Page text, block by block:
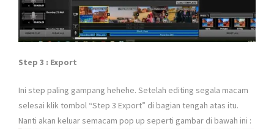
Step 3 : Export
Ini step paling gampang hehehe. Setelah editing segala macam
selesai klik tombol “Step 3 Export” di bagian tengah atas itu.
Nanti akan keluar semacam pop up seperti gambar di bawah ini :